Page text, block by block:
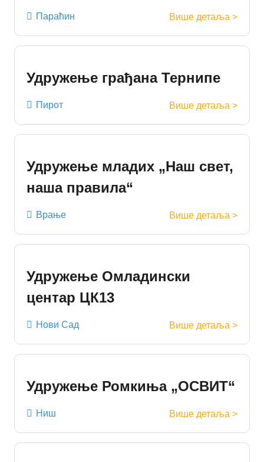
Параћин Више детаља >
Удружење грађана Тернипе
Пирот Више детаља >
Удружење младих „Наш свет,
наша правила“
Врање Више детаља >
Удружење Омладински
центар ЦК13
Нови Сад Више детаља >
Удружење Ромкиња „ОСВИТ“
Ниш Више детаља >